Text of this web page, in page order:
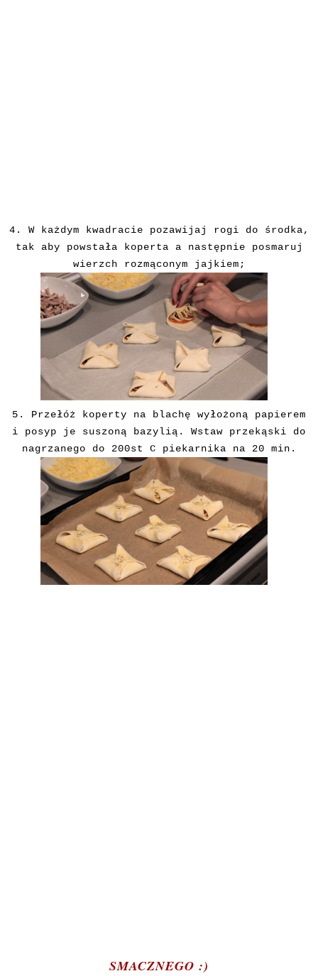
4. W każdym kwadracie pozawijaj rogi do środka,
tak aby powstała koperta a następnie posmaruj
wierzch rozmąconym jajkiem;
5. Przełóż koperty na blachę wyłożoną papierem
i posyp je suszoną bazylią. Wstaw przekąski do
nagrzanego do 200st C piekarnika na 20 min.
SMACZNEGO :)